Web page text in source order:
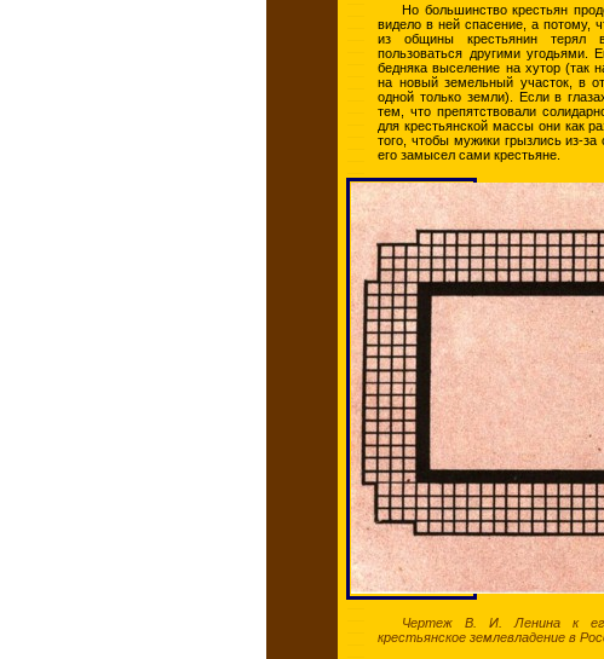
Но большинство крестьян
видело в ней спасение, а потому,
из общины крестьянин терял
пользоваться другими угодьями.
бедняка выселение на хутор (так
на новый земельный участок, в
одной только земли). Если в
тем, что препятствовали
для крестьянской массы они как
того, чтобы мужики грызлись из-
его замысел сами крестьяне.
Чертеж В. И. Ленина к
крестьянское землевладение в